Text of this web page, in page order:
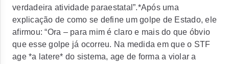
verdadeira atividade paraestatal”.*Após uma
explicação de como se define um golpe de Estado, ele
afirmou: “Ora – para mim é claro e mais do que óbvio
que esse golpe já ocorreu. Na medida em que o STF
age *a latere* do sistema, age de forma a violar a